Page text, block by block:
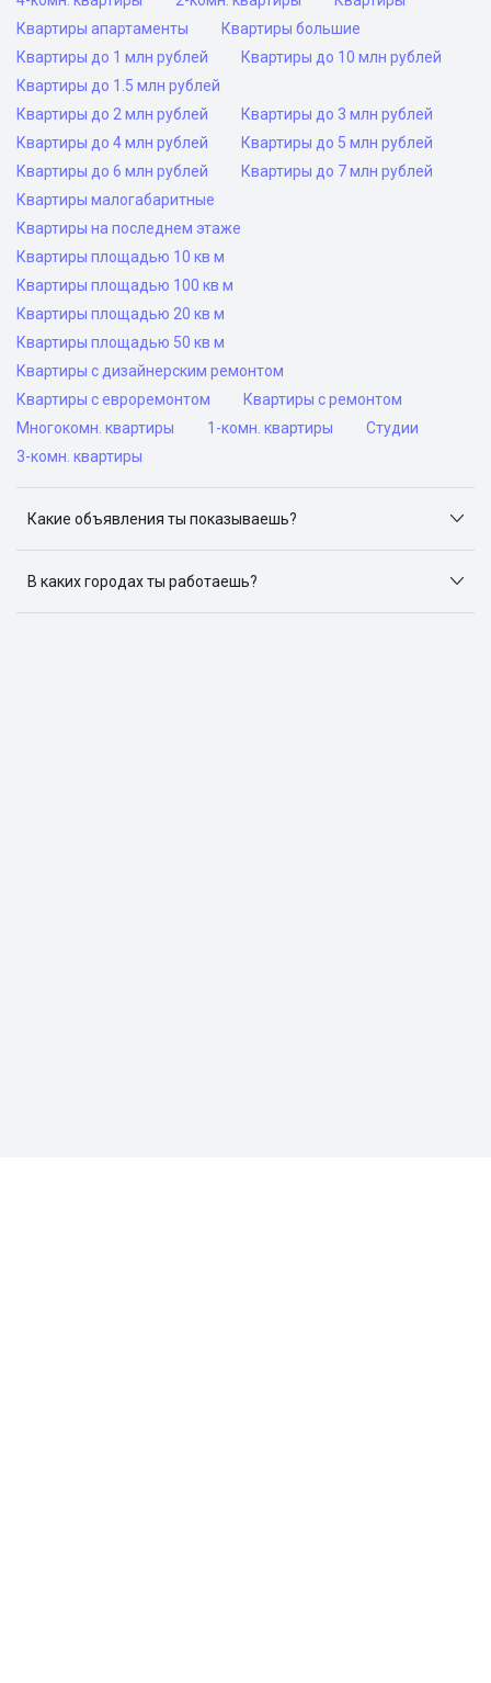
Квартиры апартаменты
Квартиры большие
Квартиры до 1 млн рублей
Квартиры до 10 млн рублей
Квартиры до 1.5 млн рублей
Квартиры до 2 млн рублей
Квартиры до 3 млн рублей
Квартиры до 4 млн рублей
Квартиры до 5 млн рублей
Квартиры до 6 млн рублей
Квартиры до 7 млн рублей
Квартиры малогабаритные
Квартиры на последнем этаже
Квартиры площадью 10 кв м
Квартиры площадью 100 кв м
Квартиры площадью 20 кв м
Квартиры площадью 50 кв м
Квартиры с дизайнерским ремонтом
Квартиры с евроремонтом
Квартиры с ремонтом
Многокомн. квартиры
1-комн. квартиры
Студии
3-комн. квартиры
Какие объявления ты показываешь?
объявлений: ЦИАН, Домклик, Яндекс.Недвижимость,
Авито, Самолет.Плюс.
В каких городах ты работаешь?